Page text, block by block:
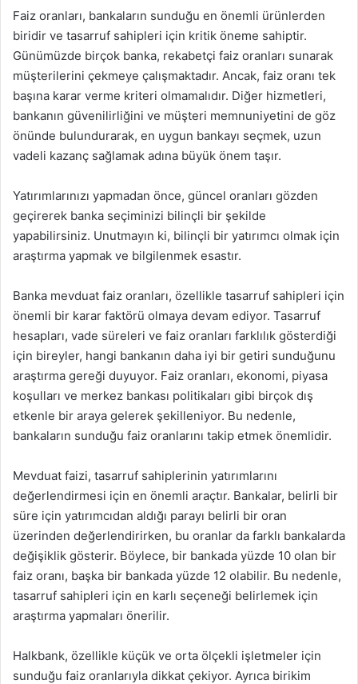
Faiz oranları, bankaların sunduğu en önemli ürünlerden
biridir ve tasarruf sahipleri için kritik öneme sahiptir.
Günümüzde birçok banka, rekabetçi faiz oranları sunarak
müşterilerini çekmeye çalışmaktadır. Ancak, faiz oranı tek
başına karar verme kriteri olmamalıdır. Diğer hizmetleri,
bankanın güvenilirliğini ve müşteri memnuniyetini de göz
önünde bulundurarak, en uygun bankayı seçmek, uzun
vadeli kazanç sağlamak adına büyük önem taşır.
Yatırımlarınızı yapmadan önce, güncel oranları gözden
geçirerek banka seçiminizi bilinçli bir şekilde
yapabilirsiniz. Unutmayın ki, bilinçli bir yatırımcı olmak için
araştırma yapmak ve bilgilenmek esastır.
Banka mevduat faiz oranları, özellikle tasarruf sahipleri için
önemli bir karar faktörü olmaya devam ediyor. Tasarruf
hesapları, vade süreleri ve faiz oranları farklılık gösterdiği
için bireyler, hangi bankanın daha iyi bir getiri sunduğunu
araştırma gereği duyuyor. Faiz oranları, ekonomi, piyasa
koşulları ve merkez bankası politikaları gibi birçok dış
etkenle bir araya gelerek şekilleniyor. Bu nedenle,
bankaların sunduğu faiz oranlarını takip etmek önemlidir.
Mevduat faizi, tasarruf sahiplerinin yatırımlarını
değerlendirmesi için en önemli araçtır. Bankalar, belirli bir
süre için yatırımcıdan aldığı parayı belirli bir oran
üzerinden değerlendirirken, bu oranlar da farklı bankalarda
değişiklik gösterir. Böylece, bir bankada yüzde 10 olan bir
faiz oranı, başka bir bankada yüzde 12 olabilir. Bu nedenle,
tasarruf sahipleri için en karlı seçeneği belirlemek için
araştırma yapmaları önerilir.
Halkbank, özellikle küçük ve orta ölçekli işletmeler için
sunduğu faiz oranlarıyla dikkat çekiyor. Ayrıca birikim